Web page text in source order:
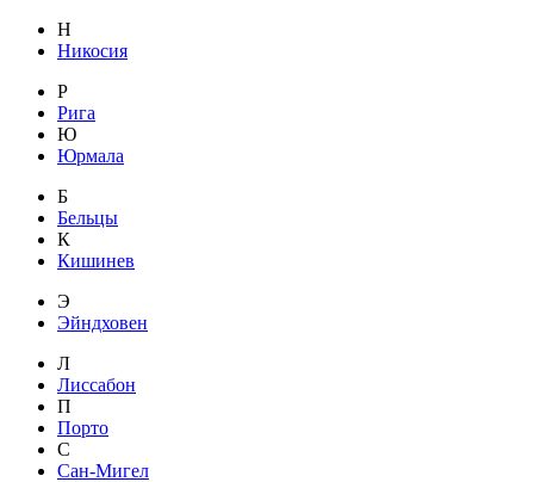
Н
Никосия
Р
Рига
Ю
Юрмала
Б
Бельцы
К
Кишинев
Э
Эйндховен
Л
Лиссабон
П
Порто
С
Сан-Мигел